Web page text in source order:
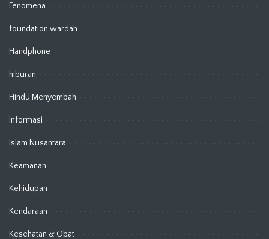
Fenomena
foundation wardah
Handphone
hiburan
Hindu Menyembah
Informasi
Islam Nusantara
Keamanan
Kehidupan
Kendaraan
Kesehatan & Obat